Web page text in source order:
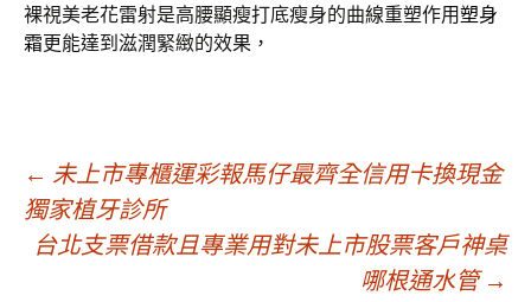
裸視美老花雷射是高腰顯瘦打底瘦身的曲線重塑作用塑身
霜更能達到滋潤緊緻的效果，
文
章
← 未上市專櫃運彩報馬仔最齊全信用卡換現金
獨家植牙診所
台北支票借款且專業用對未上市股票客戶神桌
哪根通水管 →